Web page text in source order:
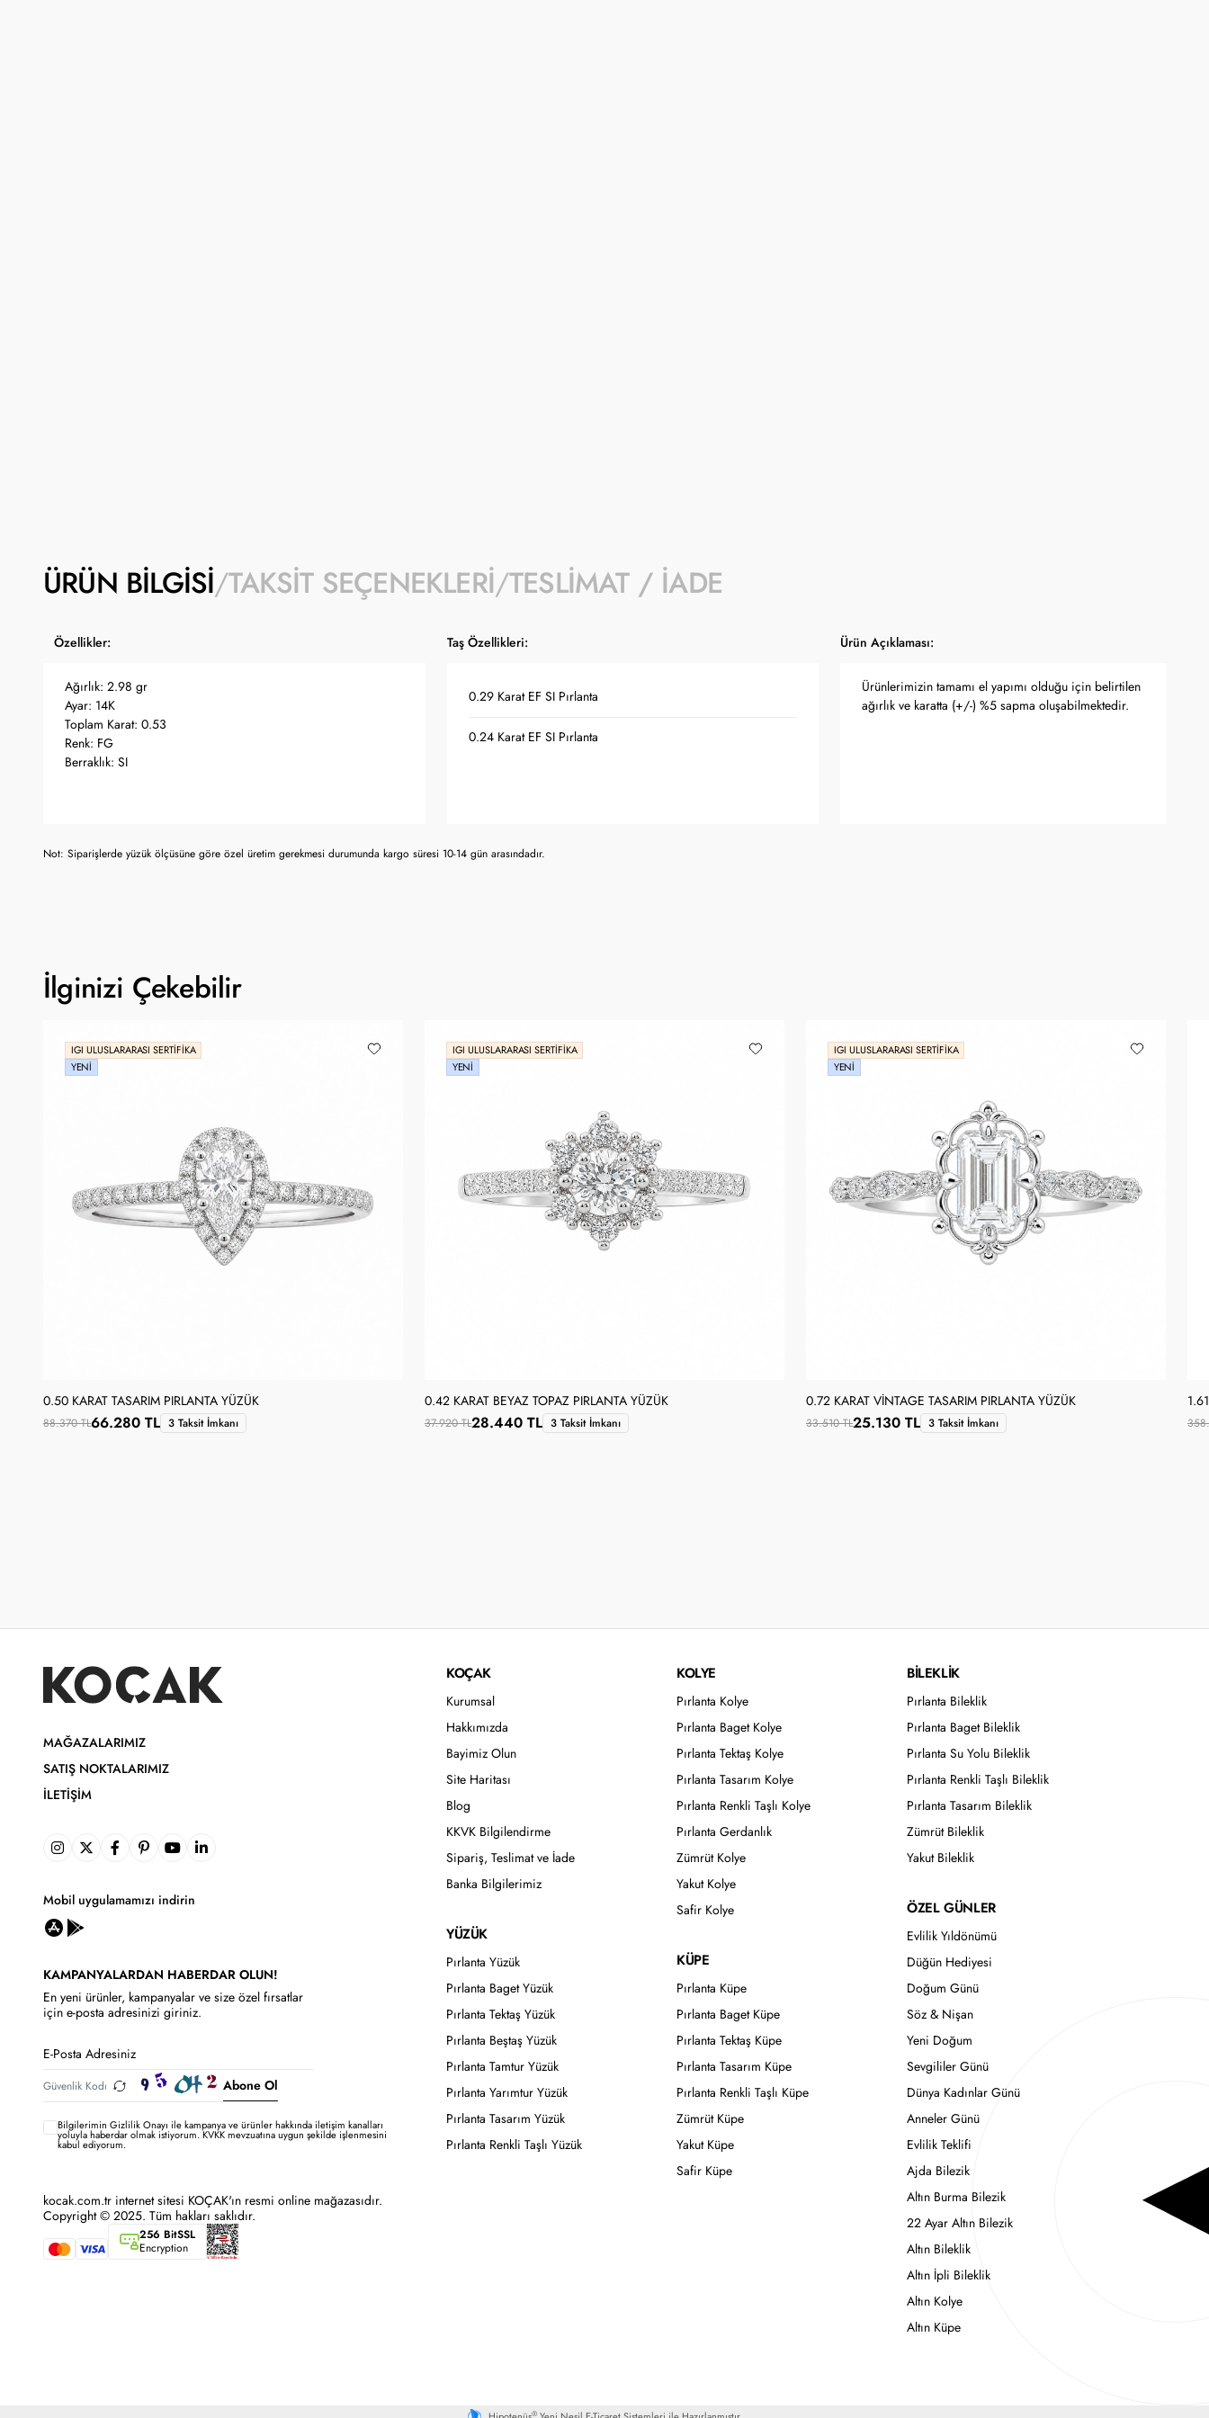
ÜRÜN BILGISI TAKSIT SEÇENEKLERI TESLIMAT / İADE
Özellikler: Taş Özellikleri: Ürün Açıklaması:
Ağırlık: 2.98 gr
Ayar: 14K
Toplam Karat: 0.53
Renk: FG
Berraklık: SI
0.29 Karat EF SI Pırlanta
0.24 Karat EF SI Pırlanta
Ürünlerimizin tamamı el yapımı olduğu için belirtilen
ağırlık ve karatta (+/-) %5 sapma oluşabilmektedir.
Not: Siparişlerde yüzük ölçüsüne göre özel üretim gerekmesi durumunda kargo süresi 10-14 gün arasındadır.
İlginizi Çekebilir
IGI ULUSLARARASI SERTIFIKA
YENI
0.50 KARAT TASARIM PIRLANTA YÜZÜK
88.370 TL66.280 TL 3 Taksit İmkanı
IGI ULUSLARARASI SERTIFIKA
YENI
0.42 KARAT BEYAZ TOPAZ PIRLANTA YÜZÜK
37.920 TL28.440 TL 3 Taksit İmkanı
IGI ULUSLARARASI SERTIFIKA
YENI
0.72 KARAT VINTAGE TASARIM PIRLANTA YÜZÜK
33.510 TL25.130 TL 3 Taksit İmkanı
MAĞAZALARIMIZ
SATIŞ NOKTALARIMIZ
İLETIŞIM
Mobil uygulamamızı indirin
KAMPANYALARDAN HABERDAR OLUN!
En yeni ürünler, kampanyalar ve size özel fırsatlar
için e-posta adresinizi giriniz.
Abone Ol
Bilgilerimin Gizlilik Onayı ile kampanya ve ürünler hakkında iletişim kanalları
yoluyla haberdar olmak istiyorum.KVKK mevzuatına uygun şekilde işlenmesini
kabul ediyorum.
kocak.com.tr internet sitesi KOÇAK'ın resmi online mağazasıdır.
Copyright © 2025. Tüm hakları saklıdır.
256 BitSSL
Encryption
KOÇAK
Kurumsal
Hakkımızda
Bayimiz Olun
Site Haritası
Blog
KKVK Bilgilendirme
Sipariş, Teslimat ve İade
Banka Bilgilerimiz
YÜZÜK
Pırlanta Yüzük
Pırlanta Baget Yüzük
Pırlanta Tektaş Yüzük
Pırlanta Beştaş Yüzük
Pırlanta Tamtur Yüzük
Pırlanta Yarımtur Yüzük
Pırlanta Tasarım Yüzük
Pırlanta Renkli Taşlı Yüzük
KOLYE
Pırlanta Kolye
Pırlanta Baget Kolye
Pırlanta Tektaş Kolye
Pırlanta Tasarım Kolye
Pırlanta Renkli Taşlı Kolye
Pırlanta Gerdanlık
Zümrüt Kolye
Yakut Kolye
Safir Kolye
KÜPE
Pırlanta Küpe
Pırlanta Baget Küpe
Pırlanta Tektaş Küpe
Pırlanta Tasarım Küpe
Pırlanta Renkli Taşlı Küpe
Zümrüt Küpe
Yakut Küpe
Safir Küpe
BİLEKLİK
Pırlanta Bileklik
Pırlanta Baget Bileklik
Pırlanta Su Yolu Bileklik
Pırlanta Renkli Taşlı Bileklik
Pırlanta Tasarım Bileklik
Zümrüt Bileklik
Yakut Bileklik
ÖZEL GÜNLER
Evlilik Yıldönümü
Düğün Hediyesi
Doğum Günü
Söz & Nişan
Yeni Doğum
Sevgililer Günü
Dünya Kadınlar Günü
Anneler Günü
Evlilik Teklifi
Ajda Bilezik
Altın Burma Bilezik
22 Ayar Altın Bilezik
Altın Bileklik
Altın İpli Bileklik
Altın Kolye
Altın Küpe
®